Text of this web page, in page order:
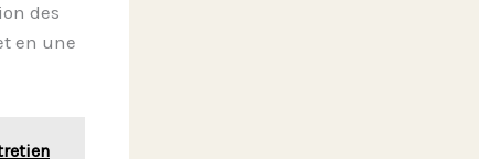
des
en une